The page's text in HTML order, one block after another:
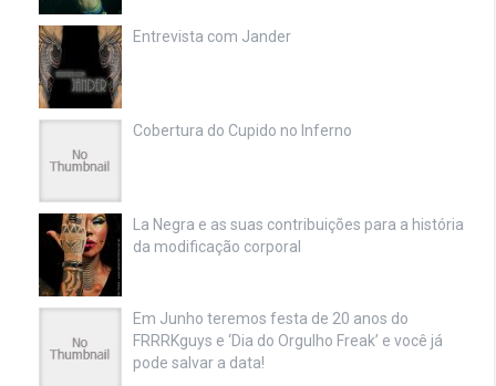
Entrevista com Jander
Cobertura do Cupido no Inferno
La Negra e as suas contribuições para a história
da modificação corporal
Em Junho teremos festa de 20 anos do
FRRRKguys e ‘Dia do Orgulho Freak’ e você já
pode salvar a data!